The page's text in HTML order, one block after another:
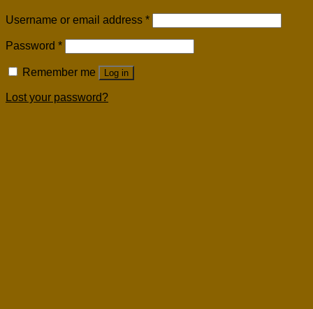
Username or email address *
Password *
Remember me Log in
Lost your password?